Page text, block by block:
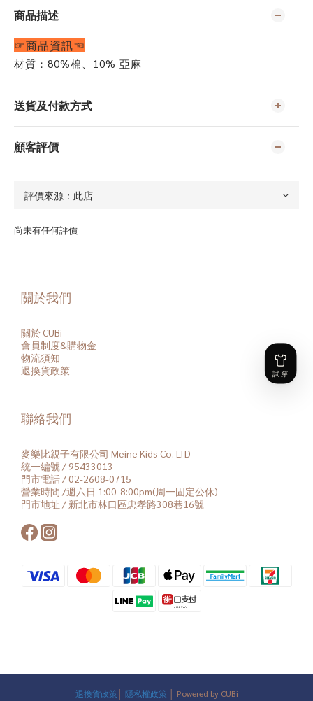
商品描述
☞商品資訊☜
材質：80%棉 、10% 亞麻
送貨及付款方式
顧客評價
尚未有任何評價
關於我們
關於 CUBi
會員制度&購物金
物流須知
退換貨政策
聯絡我們
麥樂比親子有限公司 Meine Kids Co. LTD
統一編號 / 95433013
門市電話 / 02-2608-0715
營業時間 /週六日 1:00-8:00pm(周一固定公休)
門市地址 / 新北市林口區忠孝路308巷16號
退換貨政策 隱私權政策 │ Powered by CUBi